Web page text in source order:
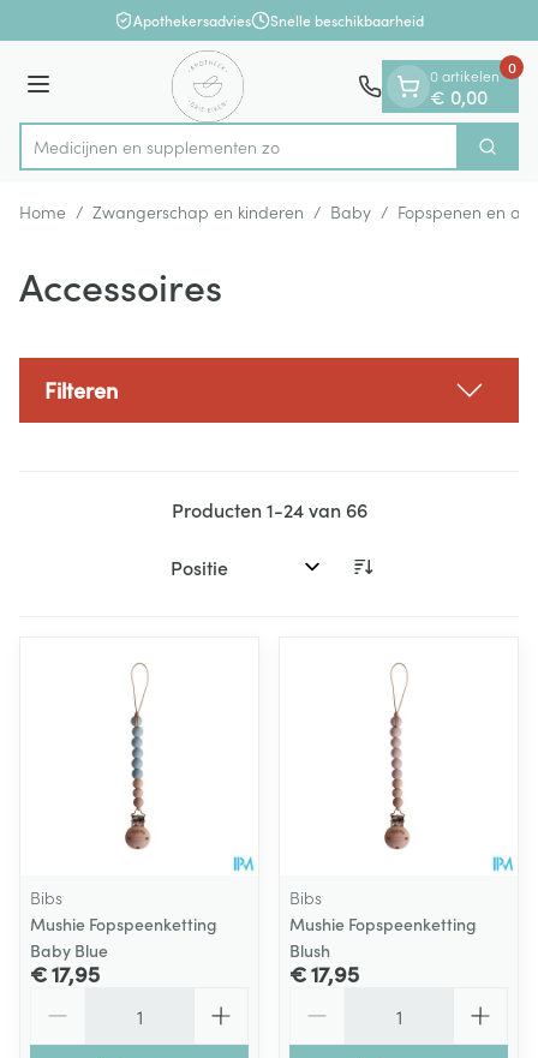
Ga naar de inhoudApothekersadvies Snelle beschikbaarheid
Menu
Product, merk, categorie...
Medicijnen e Zoek
0 artikelen
€ 0,00
0
Home / Zwangerschap en kinderen / Baby / Fopspenen en
Accessoires
Filteren
Producten1-24van 66
Sorteer op:
Bibs
Mushie Fopspeenketting
Baby Blue
€ 17,95
Bibs
Mushie Fopspeenketting
Blush
€ 17,95